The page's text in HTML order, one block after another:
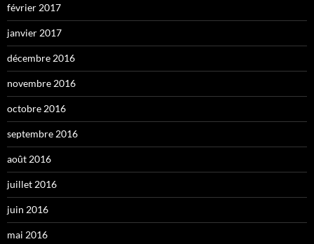
février 2017
janvier 2017
décembre 2016
novembre 2016
octobre 2016
septembre 2016
août 2016
juillet 2016
juin 2016
mai 2016